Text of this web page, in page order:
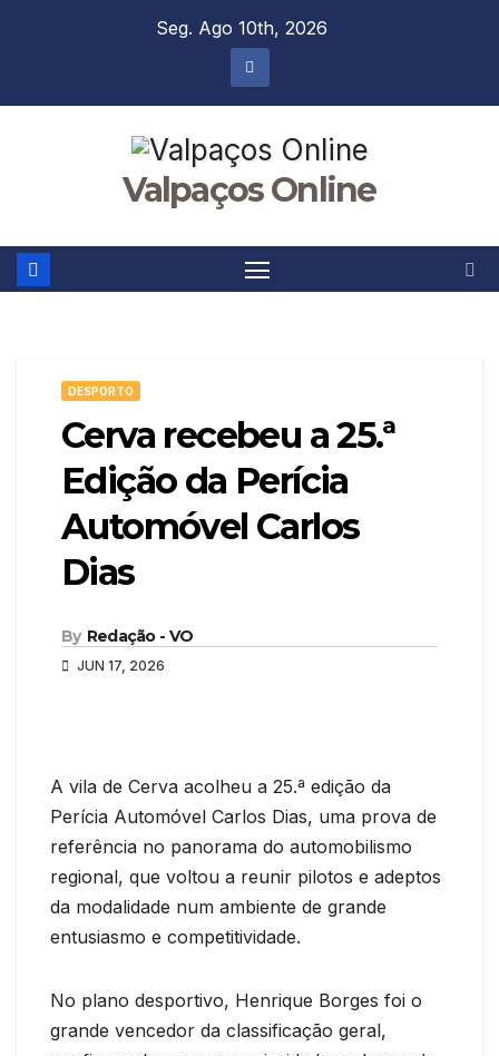
Seg. Ago 10th, 2026
Valpaços Online
DESPORTO
Cerva recebeu a 25.ª
Edição da Perícia
Automóvel Carlos
Dias
By Redação - VO
JUN 17, 2026
A vila de Cerva acolheu a 25.ª edição da
Perícia Automóvel Carlos Dias, uma prova de
referência no panorama do automobilismo
regional, que voltou a reunir pilotos e adeptos
da modalidade num ambiente de grande
entusiasmo e competitividade.
No plano desportivo, Henrique Borges foi o
grande vencedor da classificação geral,